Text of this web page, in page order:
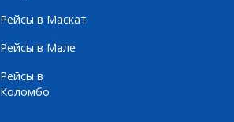
Рейсы в Маскат
Рейсы в Мале
Рейсы в
Коломбо